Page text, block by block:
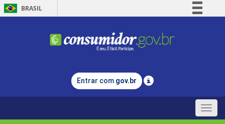
BRASIL
Comunica BR
Legislação
Entrar com gov.br
Toggle